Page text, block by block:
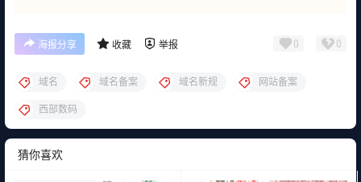
海报分享 收藏 举报 0 0
域名 域名备案 域名新规 网站备案
西部数码
猜你喜欢